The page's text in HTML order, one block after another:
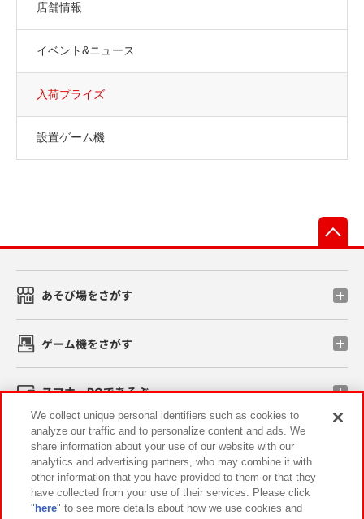
店舗情報
イベント&ニュース
入荷プライズ
設置ゲーム機
あそび場をさがす
ゲーム機をさがす
スマホ・PCであそぶ
イベント・キャンペーン
We collect unique personal identifiers such as cookies to
analyze our traffic and to personalize content and ads. We
share information about your use of our website with our
analytics and advertising partners, who may combine it with
other information that you have provided to them or that they
have collected from your use of their services. Please click
" here" to see more details about how we use cookies and